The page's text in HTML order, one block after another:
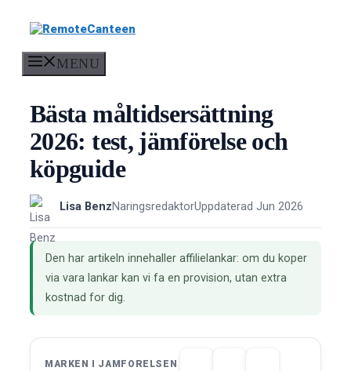
MENU
Bästa måltidsersättning
2026: test, jämförelse och
köpguide
Lisa BenzNaringsredaktorUppdaterad Jun 2026
Den har artikeln innehaller affilielankar: om du koper
via vara lankar kan vi fa en provision, utan extra
kostnad for dig.
MARKEN I JAMFORELSEN